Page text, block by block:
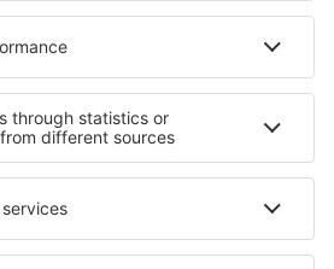
Island
Island
Springs Ubytování v Kjustendilu
Ubytování in Cluj County
Ubytování v Porto Santo